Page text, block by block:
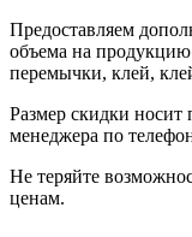
Предоставляем
объема на
перемычки, клей,
Размер скидки носит
менеджера по
Не теряйте
ценам.